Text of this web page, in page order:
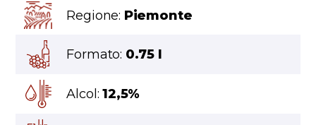
Regione: Piemonte
Formato: 0.75 l
Alcol:12,5%